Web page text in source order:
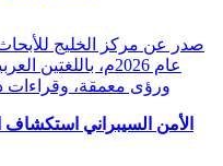
صدر عن مركز الخليج
عام 2026م،
ورؤى معمقة، وقراءات
الأمن السيبراني استكشاف